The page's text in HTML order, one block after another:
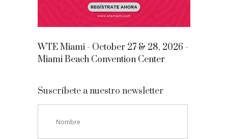
WTE Miami - October 27 & 28, 2026 -
Miami Beach Convention Center
Suscríbete a nuestro newsletter